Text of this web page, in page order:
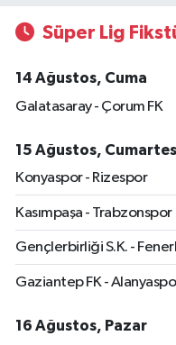
Süper Lig
14 Ağustos, Cuma
Galatasaray - Çorum FK
15 Ağustos,
Konyaspor - Rizespor
Kasımpaşa - Trabzonspor
Gençlerbirliği S.K. -
Gaziantep FK -
16 Ağustos, Pazar